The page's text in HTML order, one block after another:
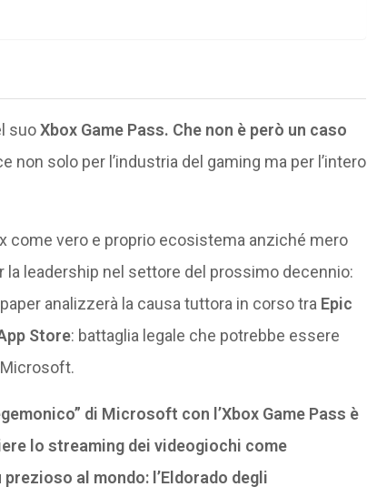
suoXbox Game Pass. Che non è però un caso
non solo per l’industria del gaming ma per l’intero
come vero e proprio ecosistema anziché mero
la leadership nel settore del prossimo decennio:
analizzerà la causa tuttora in corso tra Epic
Store: battaglia legale che potrebbe essere
Microsoft.
di Microsoft con l’Xbox Game Pass è
lo streaming dei videogiochi come
al mondo: l’Eldorado degli